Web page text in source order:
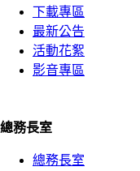
下載專區
最新公告
活動花絮
影音專區
總務長室
總務長室